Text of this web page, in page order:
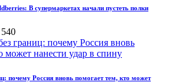
В супермаркетах начали пустеть полки
540
почему Россия вновь помогает тем, кто может